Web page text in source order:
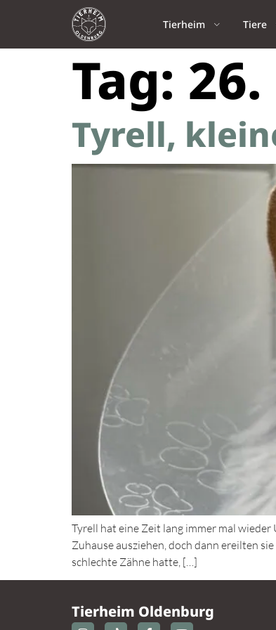
Tierheim Tiere
Tag:
Tyrell,
Tyrell hat eine Zeit lang immer mal wieder
Zuhause ausziehen, doch dann ereilten
schlechte Zähne hatte, […]
Tierheim Oldenburg